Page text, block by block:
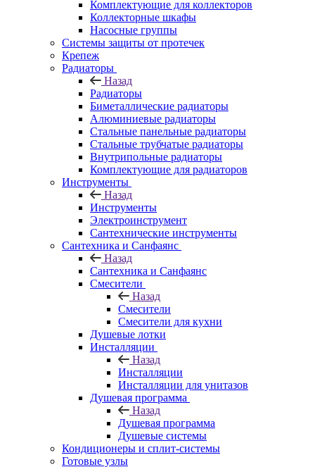
Комплектующие для коллекторов
Коллекторные шкафы
Насосные группы
Системы защиты от протечек
Крепеж
Радиаторы
Назад
Радиаторы
Биметаллические радиаторы
Алюминиевые радиаторы
Стальные панельные радиаторы
Стальные трубчатые радиаторы
Внутрипольные радиаторы
Комплектующие для радиаторов
Инструменты
Назад
Инструменты
Электроинструмент
Сантехнические инструменты
Сантехника и Санфаянс
Назад
Сантехника и Санфаянс
Смесители
Назад
Смесители
Смесители для кухни
Душевые лотки
Инсталляции
Назад
Инсталляции
Инсталляции для унитазов
Душевая программа
Назад
Душевая программа
Душевые системы
Кондиционеры и сплит-системы
Готовые узлы